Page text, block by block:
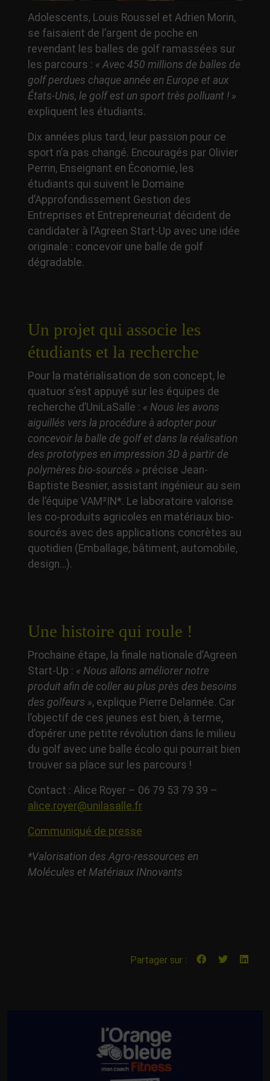
Adolescents, Louis Roussel et Adrien Morin,
se faisaient de l’argent de poche en
revendant les balles de golf ramassées sur
les parcours : « Avec 450 millions de balles de
golf perdues chaque année en Europe et aux
États-Unis, le golf est un sport très polluant ! »
expliquent les étudiants.
Dix années plus tard, leur passion pour ce
sport n’a pas changé. Encouragés par Olivier
Perrin, Enseignant en Économie, les
étudiants qui suivent le Domaine
d’Approfondissement Gestion des
Entreprises et Entrepreneuriat décident de
candidater à l’Agreen Start-Up avec une idée
originale : concevoir une balle de golf
dégradable.
Un projet qui associe les
étudiants et la recherche
Pour la matérialisation de son concept, le
quatuor s’est appuyé sur les équipes de
recherche d’UniLaSalle : « Nous les avons
aiguillés vers la procédure à adopter pour
concevoir la balle de golf et dans la réalisation
des prototypes en impression 3D à partir de
polymères bio-sourcés » précise Jean-
Baptiste Besnier, assistant ingénieur au sein
de l’équipe VAM²IN*. Le laboratoire valorise
les co-produits agricoles en matériaux bio-
sourcés avec des applications concrètes au
quotidien (Emballage, bâtiment, automobile,
design…).
Une histoire qui roule !
Prochaine étape, la finale nationale d’Agreen
Start-Up : « Nous allons améliorer notre
produit afin de coller au plus près des besoins
des golfeurs », explique Pierre Delannée. Car
l’objectif de ces jeunes est bien, à terme,
d’opérer une petite révolution dans le milieu
du golf avec une balle écolo qui pourrait bien
trouver sa place sur les parcours !
Contact : Alice Royer – 06 79 53 79 39 –
alice.royer@unilasalle.fr
Communiqué de presse
*Valorisation des Agro-ressources en
Molécules et Matériaux INnovants
Partager sur :